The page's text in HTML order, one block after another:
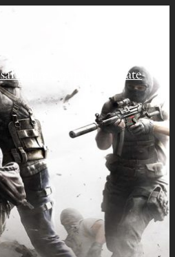
Despre Confidențialitate